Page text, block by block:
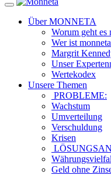
Toggle navigation
Über MONNETA
Worum geht es
Wer ist
Margrit
Unser
Wertekodex
Unsere Themen
PROBLEME:
Wachstum
Umverteilung
Verschuldung
Krisen
Geld ohne